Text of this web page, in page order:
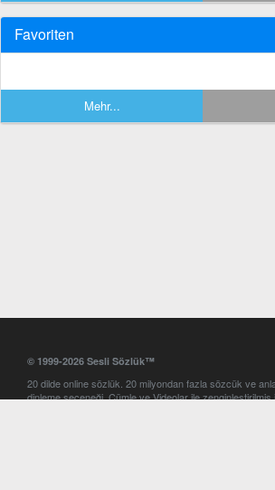
Favoriten
Mehr...
© 1999-2026 Sesli Sözlük™
20 dilde online sözlük. 20 milyondan fazla sözcük ve
dinleme seçeneği. Cümle ve Videolar ile